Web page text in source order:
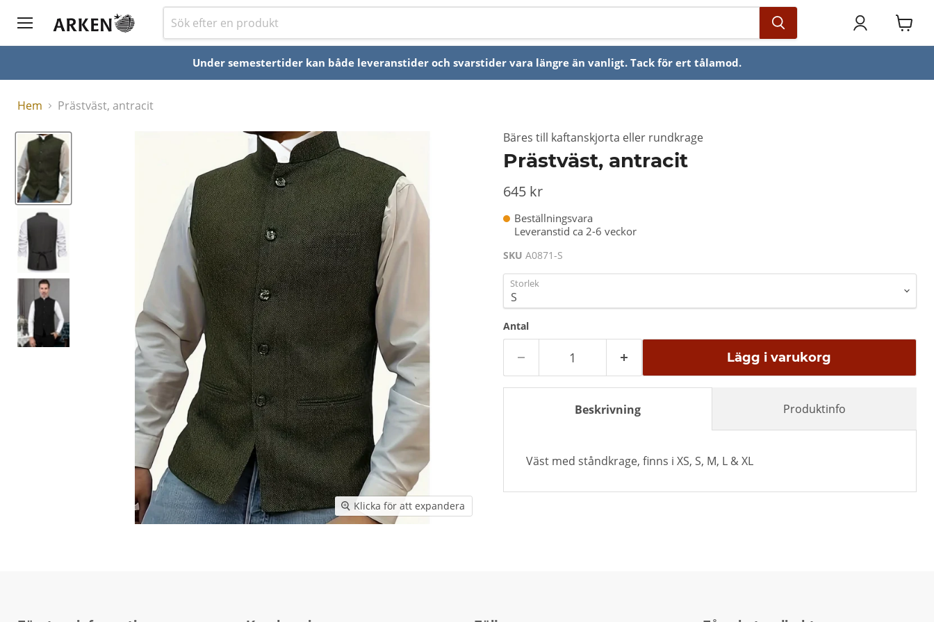
Under semestertider kan både leveranstider och svarstider vara längre än vanligt. Tack för ert tålamod.
Hem Prästväst, antracit
Klicka för att expandera
Bäres till kaftanskjorta eller rundkrage
Prästväst, antracit
645 kr
Beställningsvara
Leveranstid ca 2-6 veckor
SKU A0871-S
Storlek
Antal
Lägg i varukorg
Beskrivning
Väst med ståndkrage, finns i XS, S, M, L & XL
Produktinfo